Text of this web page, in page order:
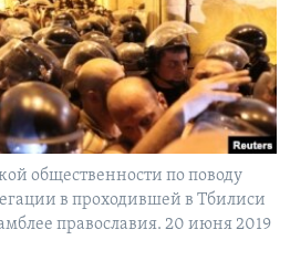
общественности по поводу
в проходившей в Тбилиси
православия. 20 июня 2019